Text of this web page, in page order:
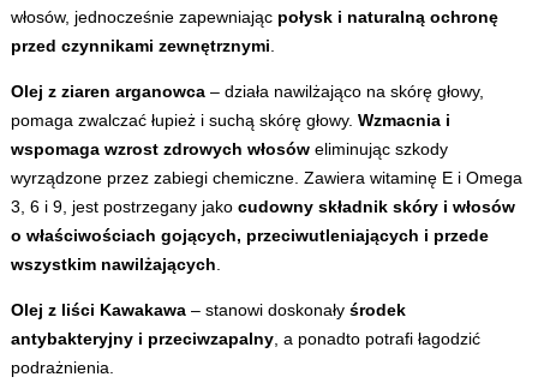
włosów, jednocześnie zapewniając połysk i naturalną ochronę
przed czynnikami zewnętrznymi
Olej z ziaren arganowca– działa nawilżająco na skórę głowy,
pomaga zwalczać łupież i suchą skórę głowy. Wzmacnia i
wspomaga wzrost zdrowych włosóweliminując szkody
wyrządzone przez zabiegi chemiczne. Zawiera witaminę E i Omega
3, 6 i 9, jest postrzegany jakocudowny składnik skóry i włosów
o właściwościach gojących, przeciwutleniających i przede
wszystkim nawilżających
Olej z liści Kawakawa– stanowi doskonały środek
antybakteryjny i przeciwzapalny, a ponadto potrafi łagodzić
podrażnienia.